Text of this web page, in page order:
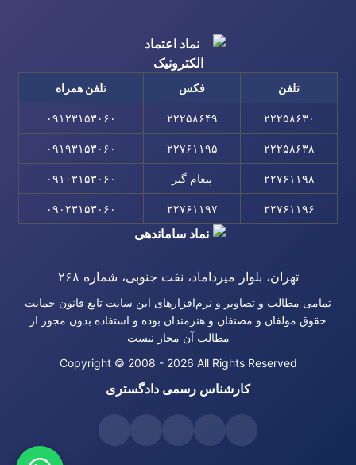
تلفن فکس تلفن همراه
۲۲۲۵۸۶۳۰ ۲۲۲۵۸۶۴۹ ۰۹۱۲۳۱۵۳۰۶۰
۲۲۲۵۸۶۳۸ ۲۲۷۶۱۱۹۵ ۰۹۱۹۳۱۵۳۰۶۰
۲۲۷۶۱۱۹۸ پیغام گیر ۰۹۱۰۳۱۵۳۰۶۰
۲۲۷۶۱۱۹۶ ۲۲۷۶۱۱۹۷ ۰۹۰۲۳۱۵۳۰۶۰
تهران، بلوار میرداماد، نفت جنوبی، شماره ۲۶۸
تمامی مطالب و تصاویر و نرم‌افزارهای این سایت تابع قانون حمایت
حقوق مولفان و مصنفان و هنرمندان بوده و استفاده بدون مجوز از
مطالب آن مجاز نیست
Copyright © 2008 - 2026 All Rights Reserved
کارشناس رسمی دادگستری